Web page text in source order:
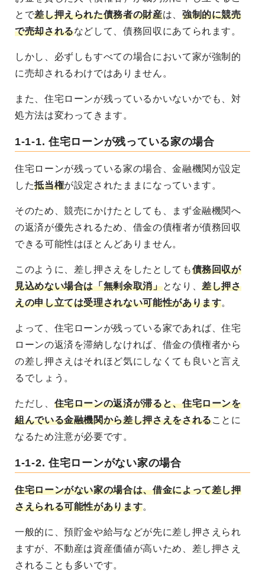
とで差し押えられた債務者の財産は、 強制的に競売
で売却されるなどして、債務回収にあてられます。
しかし、必ずしもすべての場合において家が強制的
に売却されるわけではありません。
また、住宅ローンが残っているかいないかでも、対
処方法は変わってきます。
1-1-1. 住宅ローンが残っている家の場合
住宅ローンが残っている家の場合、金融機関が設定
した抵当権が設定されたままになっています。
そのため、競売にかけたとしても、まず金融機関へ
の返済が優先されるため、借金の債権者が債務回収
できる可能性はほとんどありません。
このように、差し押さえをしたとしても債務回収が
見込めない場合は「無剰余取消」となり、差し押さ
えの申し立ては受理されない可能性があります。
よって、住宅ローンが残っている家であれば、住宅
ローンの返済を滞納しなければ、借金の債権者から
の差し押さえはそれほど気にしなくても良いと言え
るでしょう。
ただし、 住宅ローンの返済が滞ると、住宅ローンを
組んでいる金融機関から差し押さえをされることに
なるため注意が必要です。
1-1-2. 住宅ローンがない家の場合
住宅ローンがない家の場合は、借金によって差し押
さえられる可能性があります。
一般的に、預貯金や給与などが先に差し押さえられ
ますが、不動産は資産価値が高いため、差し押さえ
されることも多いです。